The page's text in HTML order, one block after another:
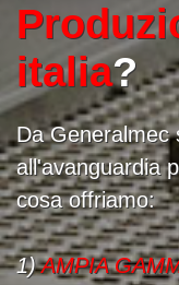
italia?
Da Generalmec
all'avanguardia
cosa offriamo:
1)AMPIA